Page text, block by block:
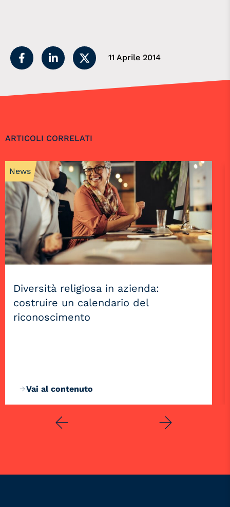
11 Aprile 2014
ARTICOLI CORRELATI
News
Diversità religiosa in azienda:
costruire un calendario del
riconoscimento
Vai al contenuto